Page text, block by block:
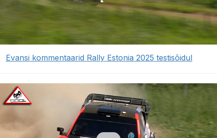
Evansi kommentaarid Rally Estonia 2025 testisõidul